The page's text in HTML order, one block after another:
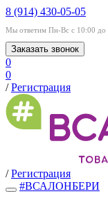
8 (914) 430-05-05
Мы ответим Пн-Вс с 10:00 до
Заказать звонок
0
0
/ Регистрация
/ Регистрация
#ВСАЛОНБЕРИ